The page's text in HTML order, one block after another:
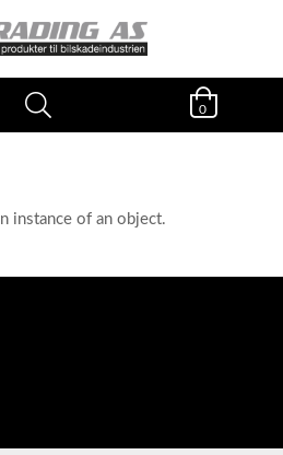
0
instance of an object.